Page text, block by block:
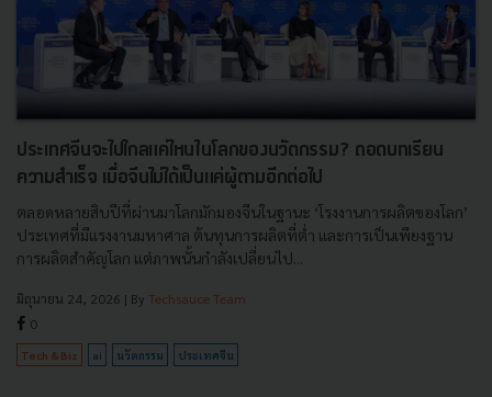
ประเทศจีนจะไปไกลแค่ไหนในโลกของนวัตกรรม? ถอดบทเรียน
ความสำเร็จ เมื่อจีนไม่ได้เป็นแค่ผู้ตามอีกต่อไป
ตลอดหลายสิบปีที่ผ่านมาโลกมักมองจีนในฐานะ ‘โรงงานการผลิตของโลก’
ประเทศที่มีแรงงานมหาศาล ต้นทุนการผลิตที่ต่ำ และการเป็นเพียงฐาน
การผลิตสำคัญโลก แต่ภาพนั้นกำลังเปลี่ยนไป...
มิถุนายน 24, 2026 | By Techsauce Team
0
Tech & Biz ai นวัตกรรม ประเทศจีน